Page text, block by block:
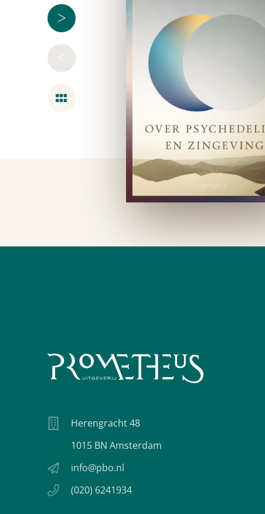
>
<
Herengracht 48
1015 BN Amsterdam
info@pbo.nl
(020) 6241934